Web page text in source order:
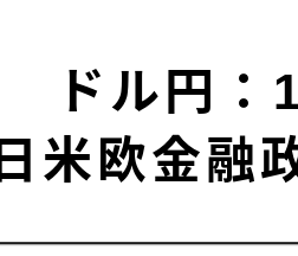
ドル円
日米欧金融